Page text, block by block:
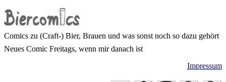
Comics zu (Craft-) Bier, Brauen und was sonst noch so dazu gehört
Neues Comic Freitags, wenn mir danach ist
Impressum